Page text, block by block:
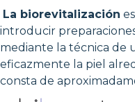
La biorevitalización
introducir
mediante la técnica de
eficazmente la piel
consta de